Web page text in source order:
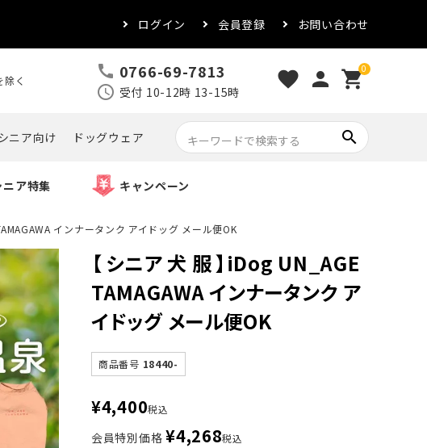
ログイン 会員登録 お問い合わせ
く call 0766-69-7813
schedule 受付 10-12時 13-15時
favorite person 0
shopping_cart
ニア向け ドッグウェア search
ニア特集 キャンペーン
インナータンク アイドッグ メール便OK
【 シニア 犬 服 】iDog UN_AGE
TAMAGAWA インナータンク ア
イドッグ メール便OK
商品番号 18440-
¥4,400税込
会員特別価格 ¥4,268税込